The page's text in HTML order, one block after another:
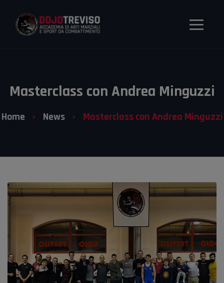
Masterclass con Andrea Minguzzi
Home News Masterclass con Andrea Minguzzi